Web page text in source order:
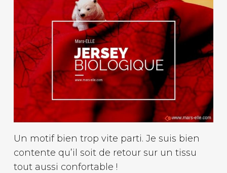
Un motif bien trop vite parti. Je suis bien
contente qu’il soit de retour sur un tissu
tout aussi confortable !